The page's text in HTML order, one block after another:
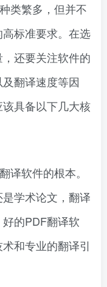
类繁多，但并不
标准要求。在选
还要关注软件的
翻译速度等因
具备以下几大核
译软件的根本。
学术论文，翻译
的PDF翻译软
和专业的翻译引